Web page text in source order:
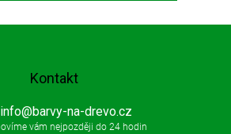
Kontakt
info@barvy-na-drevo.cz